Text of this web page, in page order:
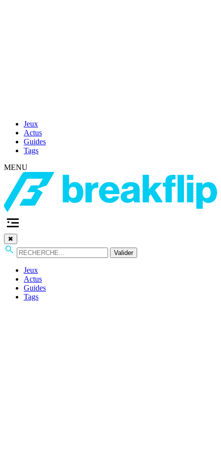
Jeux
Actus
Guides
Tags
MENU
✖
Valider
Jeux
Actus
Guides
Tags